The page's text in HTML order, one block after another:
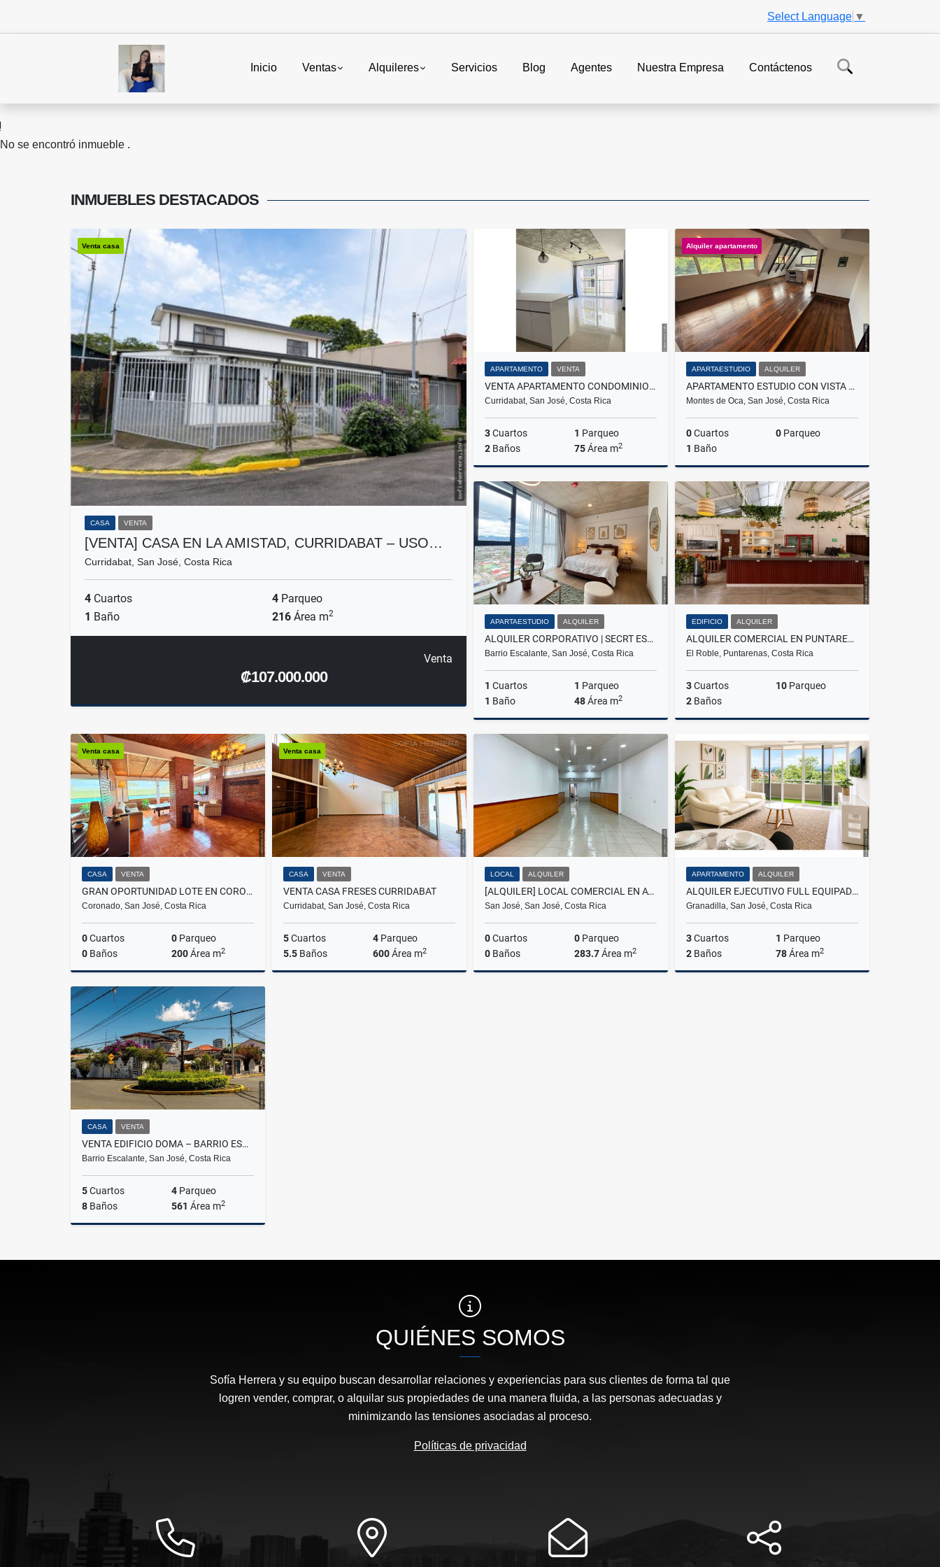
Select Language ▼
Inicio Ventas Alquileres Servicios Blog Agentes Nuestra Empresa Contáctenos
No se encontró inmueble .
INMUEBLES DESTACADOS
Venta casa
CASA VENTA
[VENTA] CASA EN LA AMISTAD, CURRIDABAT – USO…
Curridabat, San José, Costa Rica
4 Cuartos 4 Parqueo
1 Baño 216 Área m2
Venta
₡107.000.000
APARTAMENTO VENTA
VENTA APARTAMENTO CONDOMINIO KHAYA
Curridabat, San José, Costa Rica
3Cuartos 1 Parqueo
2 Baños 75Área m2
Venta
US$180,000
Alquiler apartamento
APARTAESTUDIO ALQUILER
APARTAMENTO ESTUDIO CON VISTA ESPECTACULAR.
Montes de Oca, San José, Costa Rica
0Cuartos 0 Parqueo
1 Baño
Alquiler
₡320.000
APARTAESTUDIO ALQUILER
ALQUILER CORPORATIVO | SECRT ESCALANTE
Barrio Escalante, San José, Costa Rica
1 Cuartos 1 Parqueo
1 Baño 48Área m2
₡610.000
EDIFICIO ALQUILER
ALQUILER COMERCIAL EN PUNTARENAS
El Roble, Puntarenas, Costa Rica
3Cuartos 10 Parqueo
2 Baños
Alquiler
₡500.000
Venta casa
CASA VENTA
GRAN OPORTUNIDAD LOTE EN CORONADO CON CASA Y APARTAMENTOS
Coronado, San José, Costa Rica
0Cuartos 0 Parqueo
0 Baños 200Área m2
Venta
US$480,000
Venta casa
CASA VENTA
VENTA CASA FRESES CURRIDABAT
Curridabat, San José, Costa Rica
5Cuartos 4 Parqueo
5.5 Baños 600Área m2
LOCAL ALQUILER
[ALQUILER] LOCAL COMERCIAL EN AVENIDA CENTRAL, SAN JOSÉ
San José, San José, Costa Rica
0Cuartos 0 Parqueo
0 Baños 283.7Área m2
APARTAMENTO ALQUILER
ALQUILER EJECUTIVO FULL EQUIPADO MONTE ALTO
Granadilla, San José, Costa Rica
3Cuartos 1 Parqueo
2 Baños 78Área m2
CASA VENTA
VENTA EDIFICIO DOMA – BARRIO ESCALANTE
Barrio Escalante, San José, Costa Rica
5Cuartos 4 Parqueo
8 Baños 561 Área m2
US$1,100,000
QUIÉNES SOMOS
Sofía Herrera y su equipo buscan desarrollar relaciones y experiencias para sus clientes de forma tal que
logren vender, comprar, o alquilar sus propiedades de una manera fluida, a las personas adecuadas y
minimizando las tensiones asociadas al proceso.
Políticas de privacidad